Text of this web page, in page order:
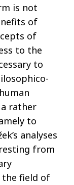
is not
of
of
to the
to
rather
to
analyses
from
the field of